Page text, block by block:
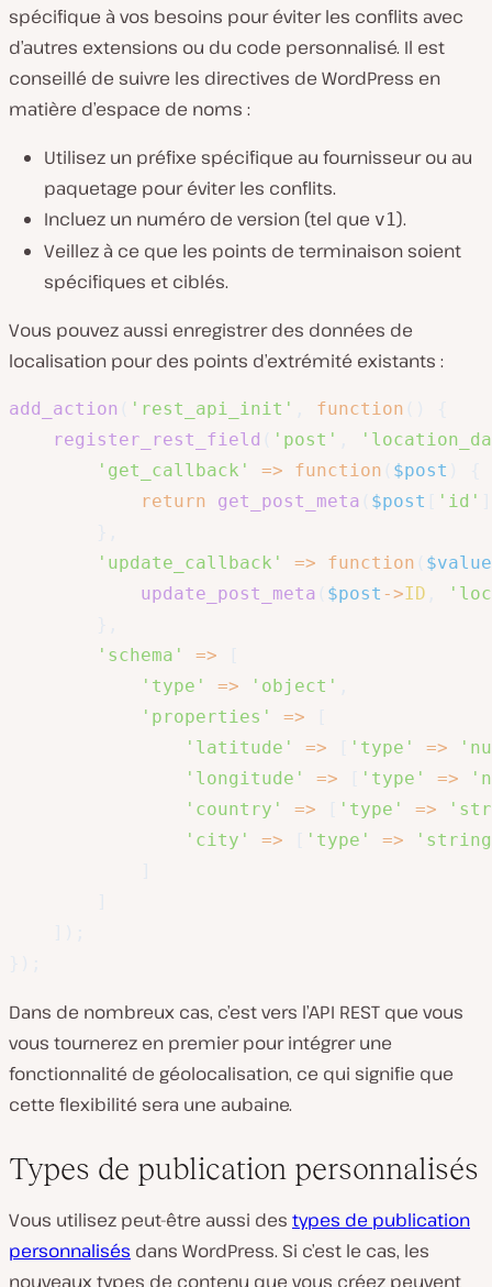
spécifique à vos besoins pour éviter les conflits avec
d’autres extensions ou du code personnalisé. Il est
conseillé de suivre les directives de WordPress en
matière d’espace de noms :
Utilisez un préfixe spécifique au fournisseur ou au
paquetage pour éviter les conflits.
Incluez un numéro de version (tel que v1).
Veillez à ce que les points de terminaison soient
spécifiques et ciblés.
Vous pouvez aussi enregistrer des données de
localisation pour des points d’extrémité existants :
add_action 'rest_api_init' function
register_rest_field
'post'
'get_callback'
=> function $post
return
get_post_meta $post 'id'
'update_callback'
=> function
$value
update_post_meta
$post ->ID
'schema'
=>
'type'
=> 'object'
'properties'
=>
'latitude'
=> 'type' =>
'longitude'
=> 'type' =>
'country'
=> 'type' =>
'city'
=> 'type' =>
Dans de nombreux cas, c’est vers l’API REST que vous
vous tournerez en premier pour intégrer une
fonctionnalité de géolocalisation, ce qui signifie que
cette flexibilité sera une aubaine.
Types de publication personnalisés
Vous utilisez peut-être aussi des types de publication
personnalisés dans WordPress. Si c’est le cas, les
nouveaux types de contenu que vous créez peuvent